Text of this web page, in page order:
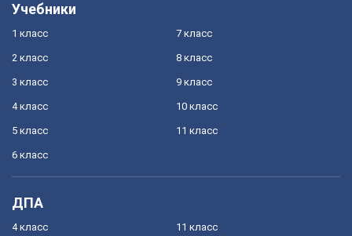
Учебники
1 класс
2 класс
3 класс
4 класс
5 класс
6 класс
7 класс
8 класс
9 класс
10 класс
11 класс
ДПА
4 класс 11 класс